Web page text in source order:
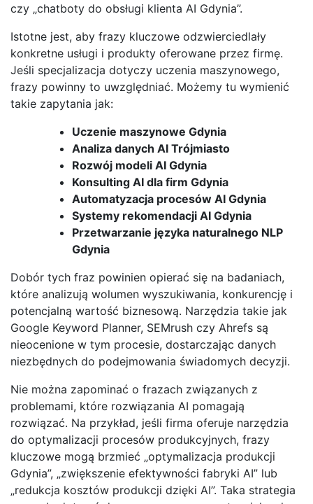
czy „chatboty do obsługi klienta AI Gdynia”.
Istotne jest, aby frazy kluczowe odzwierciedlały
konkretne usługi i produkty oferowane przez firmę.
Jeśli specjalizacja dotyczy uczenia maszynowego,
frazy powinny to uwzględniać. Możemy tu wymienić
takie zapytania jak:
Uczenie maszynowe Gdynia
Analiza danych AI Trójmiasto
Rozwój modeli AI Gdynia
Konsulting AI dla firm Gdynia
Automatyzacja procesów AI Gdynia
Systemy rekomendacji AI Gdynia
Przetwarzanie języka naturalnego NLP
Gdynia
Dobór tych fraz powinien opierać się na badaniach,
które analizują wolumen wyszukiwania, konkurencję i
potencjalną wartość biznesową. Narzędzia takie jak
Google Keyword Planner, SEMrush czy Ahrefs są
nieocenione w tym procesie, dostarczając danych
niezbędnych do podejmowania świadomych decyzji.
Nie można zapominać o frazach związanych z
problemami, które rozwiązania AI pomagają
rozwiązać. Na przykład, jeśli firma oferuje narzędzia
do optymalizacji procesów produkcyjnych, frazy
kluczowe mogą brzmieć „optymalizacja produkcji
Gdynia”, „zwiększenie efektywności fabryki AI” lub
„redukcja kosztów produkcji dzięki AI”. Taka strategia